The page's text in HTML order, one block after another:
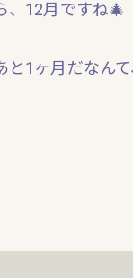
、12月ですね🎄
と1ヶ月だなん